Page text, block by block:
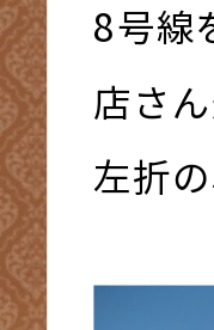
8号線
店さ
左折